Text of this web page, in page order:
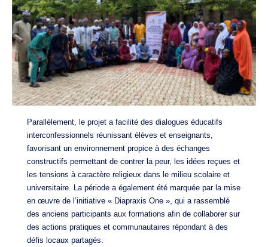
Parallèlement, le projet a facilité des dialogues éducatifs
interconfessionnels réunissant élèves et enseignants,
favorisant un environnement propice à des échanges
constructifs permettant de contrer la peur, les idées reçues et
les tensions à caractère religieux dans le milieu scolaire et
universitaire. La période a également été marquée par la mise
en œuvre de l’initiative « Diapraxis One », qui a rassemblé
des anciens participants aux formations afin de collaborer sur
des actions pratiques et communautaires répondant à des
défis locaux partagés.